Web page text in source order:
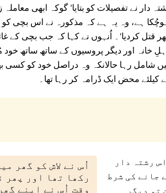
دار نے تفصیلات کو بتایا’ گوکہ ابھی
ہے، وہ یہ ہے کہ مذکورہ نے اس بچی کو
پھر قتل کردیا‘۔ اُنہوں نے کہا کہ جب بچی کے
خانہ اور دیگر پروسیوں کے ساتھ ساتھ
شامل رہا حالانکہ وہ دراصل خود کو کسی
محض ایک ڈرامہ کر رہا تھا۔
اُس نے لاش کو گھر
رکھا تھا اور پھر
وقت اُس نے اپنے
رشتہ دار
جانے کی شرط